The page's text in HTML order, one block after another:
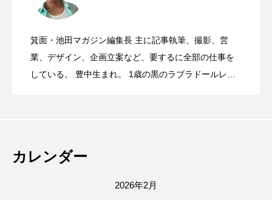
箕面・池田マガジン編集長 主に記事執筆、撮影、営
業、デザイン、企画立案など、要するに全部の仕事を
している。 豊中生まれ。 1歳の黒のラブラドールレト
国の味と日本で学んだ珈琲とお茶の世界
2026.08.07
年記念！夏なので、カブトムシとかいり
2026.08.06 サンシティ地下1階に、宝塚ゴールドがオ
みたい。
キ池田駅前店が7/26で閉店したみたい。
カレンダー
2026年2月